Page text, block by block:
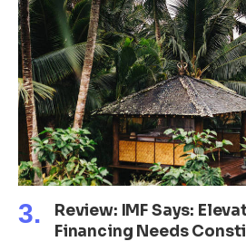
Review: IMF Says:
Financing Needs